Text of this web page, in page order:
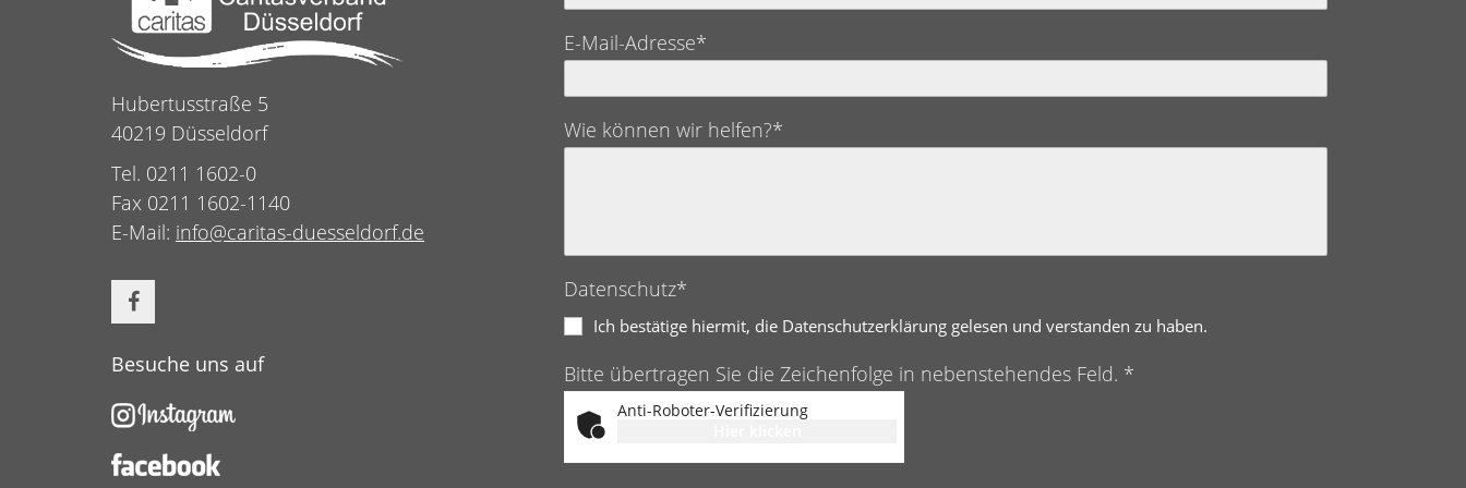
Hubertusstraße 5
40219 Düsseldorf
Tel. 0211 1602-0
Fax 0211 1602-1140
E-Mail: info@caritas-duesseldorf.de
Besuche uns auf
E-Mail-Adresse*
Wie können wir helfen?*
Datenschutz*
Ich bestätige hiermit, die Datenschutzerklärung gelesen und verstanden zu haben.
Bitte übertragen Sie die Zeichenfolge in nebenstehendes Feld. *
Anti-Roboter-Verifizierung